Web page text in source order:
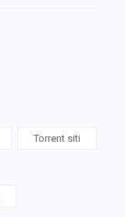
Torrent siti